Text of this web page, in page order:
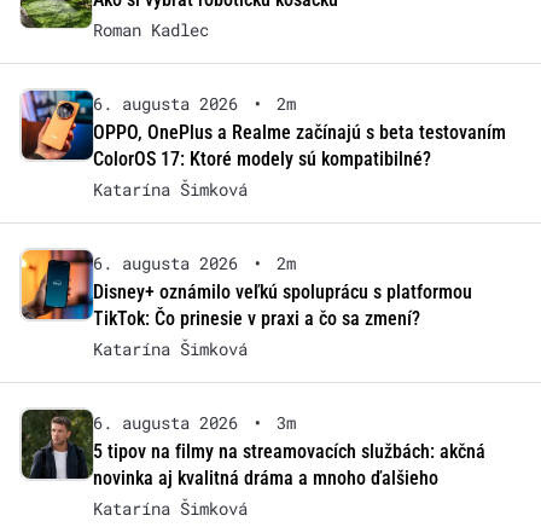
Roman Kadlec
6. augusta 2026 •
2m
OPPO, OnePlus a Realme začínajú s beta testovaním
ColorOS 17: Ktoré modely sú kompatibilné?
Katarína Šimková
6. augusta 2026 •
2m
Disney+ oznámilo veľkú spoluprácu s platformou
TikTok: Čo prinesie v praxi a čo sa zmení?
Katarína Šimková
6. augusta 2026 •
3m
5 tipov na filmy na streamovacích službách: akčná
novinka aj kvalitná dráma a mnoho ďalšieho
Katarína Šimková